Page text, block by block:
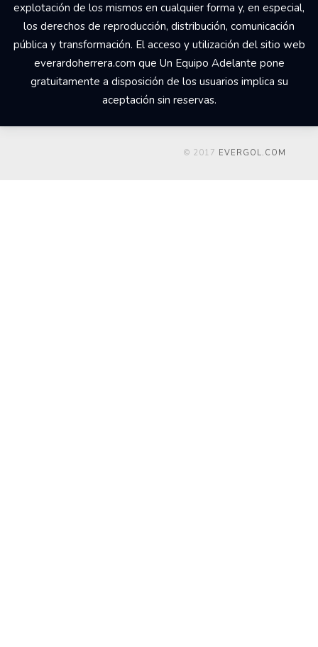
explotación de los mismos en cualquier forma y, en especial,
los derechos de reproducción, distribución, comunicación
pública y transformación. El acceso y utilización del sitio web
everardoherrera.com que Un Equipo Adelante pone
gratuitamente a disposición de los usuarios implica su
aceptación sin reservas.
© 2017 EVERGOL.COM